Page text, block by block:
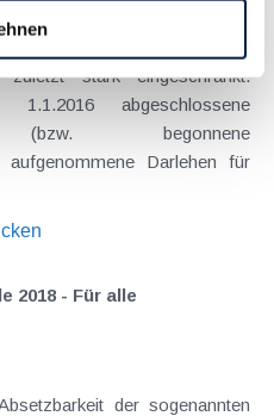
zuletzt stark eingeschränkt.
abgeschlossene
(bzw. begonnene
aufgenommene Darlehen für
2018 - Für alle